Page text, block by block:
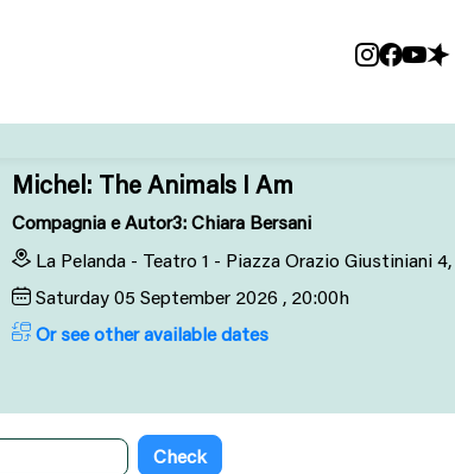
Michel: The Animals I Am
Compagnia e Autor3: Chiara Bersani
La Pelanda - Teatro 1 - Piazza Orazio Giustiniani
Saturday 05 September 2026 , 20:00h
Or see other available dates